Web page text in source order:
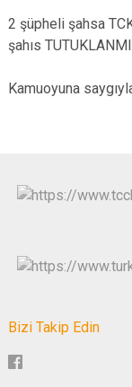
2 şüpheli şahsa
şahıs
Kamuoyuna
Bizi Takip Edin